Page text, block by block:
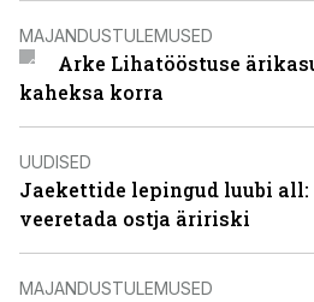
MAJANDUSTULEMUSED
Arke Lihatööstuse
kaheksa korra
UUDISED
Jaekettide lepingud luubi
veeretada ostja äririski
MAJANDUSTULEMUSED